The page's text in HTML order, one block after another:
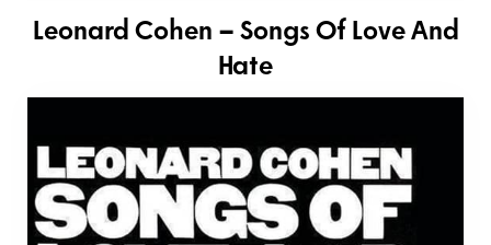
Leonard Cohen – Songs Of Love And
Hate